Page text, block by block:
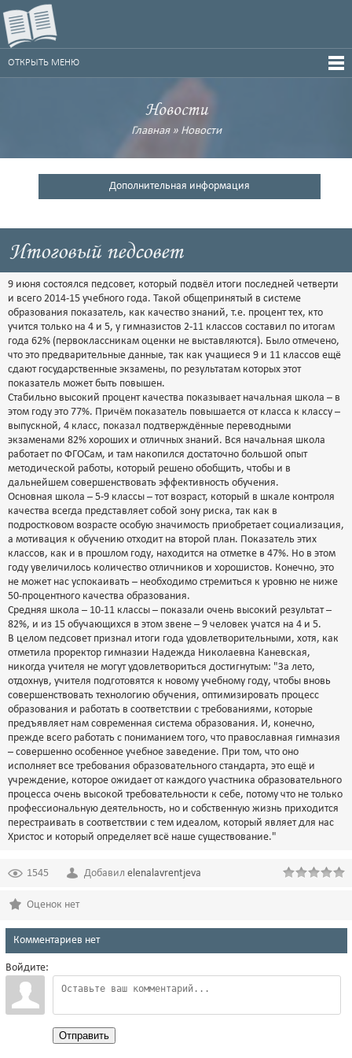
ОТКРЫТЬ МЕНЮ
Новости
Главная» Новости
Дополнительная информация
Итоговый педсовет
9 июня состоялся педсовет, который подвёл итоги последней четверти
и всего 2014-15 учебного года. Такой общепринятый в системе
образования показатель, как качество знаний, т.е. процент тех, кто
учится только на 4 и 5, у гимназистов 2-11 классов составил по итогам
года 62% (первоклассникам оценки не выставляются). Было отмечено,
что это предварительные данные, так как учащиеся 9 и 11 классов ещё
сдают государственные экзамены, по результатам которых этот
показатель может быть повышен.
Стабильно высокий процент качества показывает начальная школа – в
этом году это 77%. Причём показатель повышается от класса к классу –
выпускной, 4 класс, показал подтверждённые переводными
экзаменами 82% хороших и отличных знаний. Вся начальная школа
работает по ФГОСам, и там накопился достаточно большой опыт
методической работы, который решено обобщить, чтобы и в
дальнейшем совершенствовать эффективность обучения.
Основная школа – 5-9 классы – тот возраст, который в шкале контроля
качества всегда представляет собой зону риска, так как в
подростковом возрасте особую значимость приобретает социализация,
а мотивация к обучению отходит на второй план. Показатель этих
классов, как и в прошлом году, находится на отметке в 47%. Но в этом
году увеличилось количество отличников и хорошистов. Конечно, это
не может нас успокаивать – необходимо стремиться к уровню не ниже
50-процентного качества образования.
Средняя школа – 10-11 классы – показали очень высокий результат –
82%, и из 15 обучающихся в этом звене – 9 человек учатся на 4 и 5.
В целом педсовет признал итоги года удовлетворительными, хотя, как
отметила проректор гимназии Надежда Николаевна Каневская,
никогда учителя не могут удовлетвориться достигнутым: "За лето,
отдохнув, учителя подготовятся к новому учебному году, чтобы вновь
совершенствовать технологию обучения, оптимизировать процесс
образования и работать в соответствии с требованиями, которые
предъявляет нам современная система образования. И, конечно,
прежде всего работать с пониманием того, что православная гимназия
– совершенно особенное учебное заведение. При том, что оно
исполняет все требования образовательного стандарта, это ещё и
учреждение, которое ожидает от каждого участника образовательного
процесса очень высокой требовательности к себе, потому что не только
профессиональную деятельность, но и собственную жизнь приходится
перестраивать в соответствии с тем идеалом, который являет для нас
Христос и который определяет всё наше существование."
1545 Добавил elenalavrentjeva
Оценок нет
Комментариев нет
Войдите:
Отправить